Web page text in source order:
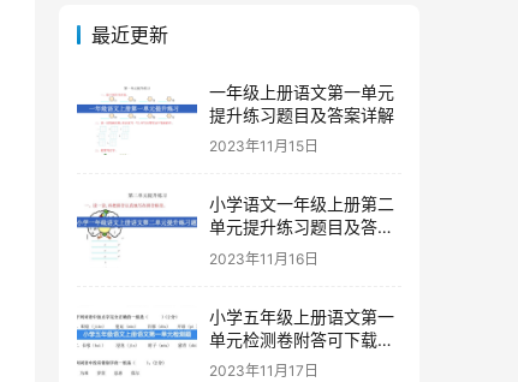
最近更新
一年级上册语文第一单元
提升练习题目及答案详解
2023年11月15日
小学语文一年级上册第二
单元提升练习题目及答案
下载
2023年11月16日
小学五年级上册语文第一
单元检测卷附答可下载打
印
2023年11月17日